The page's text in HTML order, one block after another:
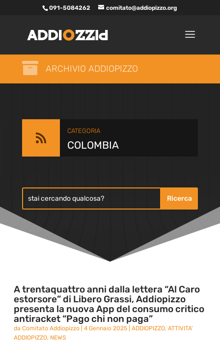
091-5084262 comitato@addiopizzo.org
 ARCHIVIO ADDIOPIZZO

CATEGORIA
COLOMBIA
A trentaquattro anni dalla lettera “Al Caro
estorsore” di Libero Grassi, Addiopizzo
presenta la nuova App del consumo critico
antiracket “Pago chi non paga”
daComitato Addiopizzo |4 Gennaio 2025 |ADDIOPIZZO,ATTIVITA'
ADDIOPIZZO, NEWS